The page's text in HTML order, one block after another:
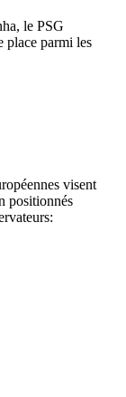
le PSG
place parmi les
visent
positionnés